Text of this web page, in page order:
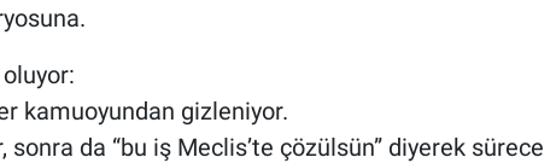
kamuoyundan gizleniyor.
sonra da “bu iş Meclis’te çözülsün” diyerek sürece